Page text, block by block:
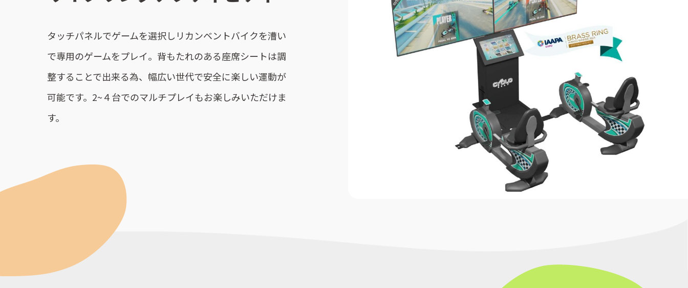
タッチパネルでゲームを選択しリカンベントバイクを漕い
で専用のゲームをプレイ。背もたれのある座席シートは調
整することで出来る為、幅広い世代で安全に楽しい運動が
可能です。2~４台でのマルチプレイもお楽しみいただけま
す。